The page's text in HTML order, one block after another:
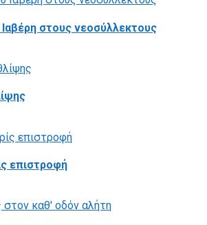
στους νεοσύλλεκτους
επιστροφή